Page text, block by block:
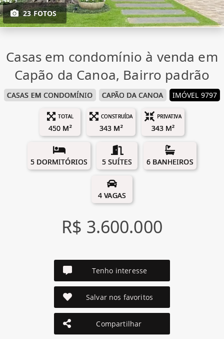
23 FOTOS
Casas em condomínio à venda em
Capão da Canoa, Bairro padrão
CASAS EM CONDOMÍNIO CAPÃO DA CANOA IMÓVEL 9797
TOTAL
450 M²
CONSTRUÍDA
343 M²
PRIVATIVA
343 M²
5 DORMITÓRIOS 5 SUÍTES 6 BANHEIROS
4 VAGAS
R$ 3.600.000
Tenho interesse
Salvar nos favoritos
Compartilhar